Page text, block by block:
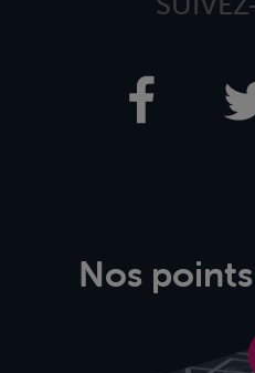
Nos